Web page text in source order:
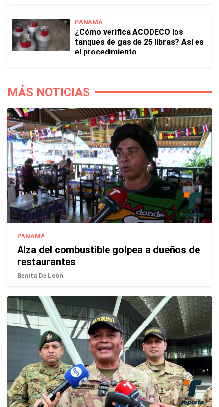
PANAMÁ
¿Cómo verifica ACODECO los
tanques de gas de 25 libras? Así es
el procedimiento
MÁS NOTICIAS
PANAMÁ
Alza del combustible golpea a dueños de
restaurantes
Benita De León